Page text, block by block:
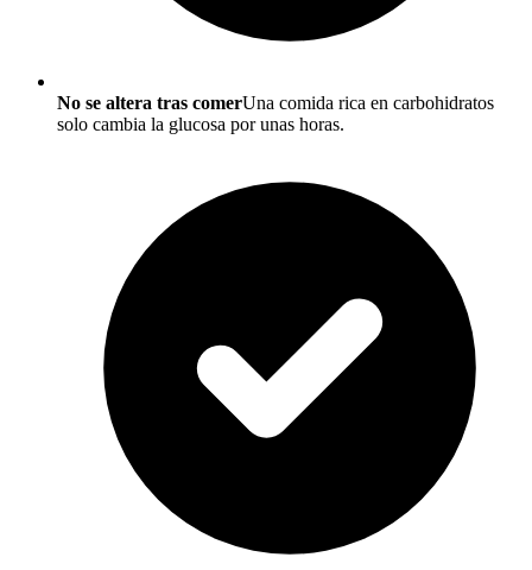
No se altera tras comerUna comida rica en carbohidratos
solo cambia la glucosa por unas horas.